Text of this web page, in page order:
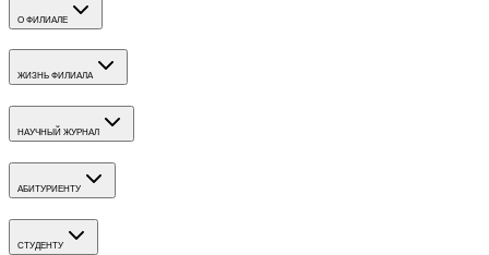
О ФИЛИАЛЕ
ЖИЗНЬ ФИЛИАЛА
НАУЧНЫЙ ЖУРНАЛ
АБИТУРИЕНТУ
СТУДЕНТУ